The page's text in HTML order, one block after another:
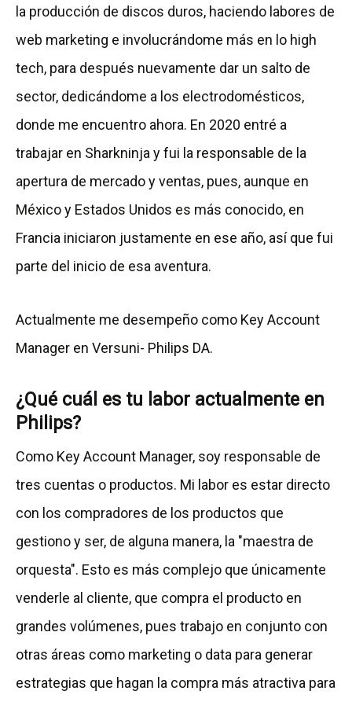
la producción de discos duros, haciendo labores de
web marketing e involucrándome más en lo high
tech, para después nuevamente dar un salto de
sector, dedicándome a los electrodomésticos,
donde me encuentro ahora. En 2020 entré a
trabajar en Sharkninja y fui la responsable de la
apertura de mercado y ventas, pues, aunque en
México y Estados Unidos es más conocido, en
Francia iniciaron justamente en ese año, así que fui
parte del inicio de esa aventura.
Actualmente me desempeño como Key Account
Manager en Versuni- Philips DA.
¿Qué cuál es tu labor actualmente en
Philips?
Como Key Account Manager, soy responsable de
tres cuentas o productos. Mi labor es estar directo
con los compradores de los productos que
gestiono y ser, de alguna manera, la "maestra de
orquesta". Esto es más complejo que únicamente
venderle al cliente, que compra el producto en
grandes volúmenes, pues trabajo en conjunto con
otras áreas como marketing o data para generar
estrategias que hagan la compra más atractiva para